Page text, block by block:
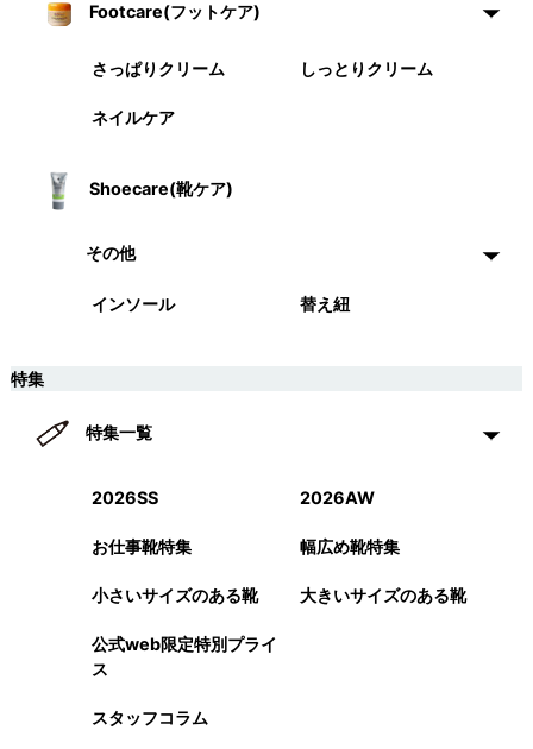
Footcare(フットケア)
さっぱりクリーム しっとりクリーム
ネイルケア
Shoecare(靴ケア)
その他
インソール 替え紐
特集
特集一覧
2026SS 2026AW
お仕事靴特集 幅広め靴特集
小さいサイズのある靴 大きいサイズのある靴
公式web限定特別プライ
ス
スタッフコラム